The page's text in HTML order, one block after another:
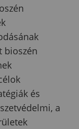
bioszén
és
a